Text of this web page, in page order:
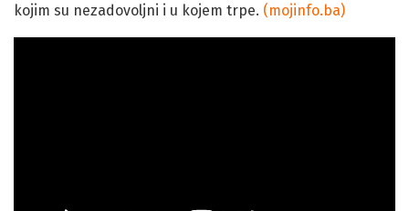
kojim su nezadovoljni i u kojem trpe. (mojinfo.ba)